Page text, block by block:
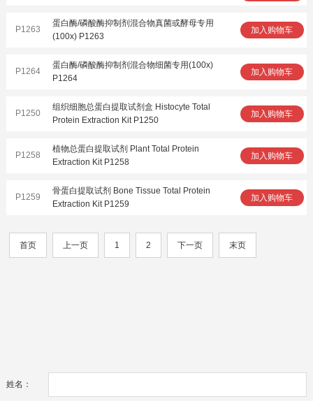
P1263
蛋白酶/磷酸酶抑制剂混合物真菌或酵母专用
(100x) P1263
加入购物车
P1264
蛋白酶/磷酸酶抑制剂混合物细菌专用(100x)
P1264
加入购物车
P1250
组织细胞总蛋白提取试剂盒 Histocyte Total
Protein Extraction Kit P1250
加入购物车
P1258
植物总蛋白提取试剂 Plant Total Protein
Extraction Kit P1258
加入购物车
P1259
骨蛋白提取试剂 Bone Tissue Total Protein
Extraction Kit P1259
加入购物车
首页 上一页 1 2 下一页 末页
姓名：